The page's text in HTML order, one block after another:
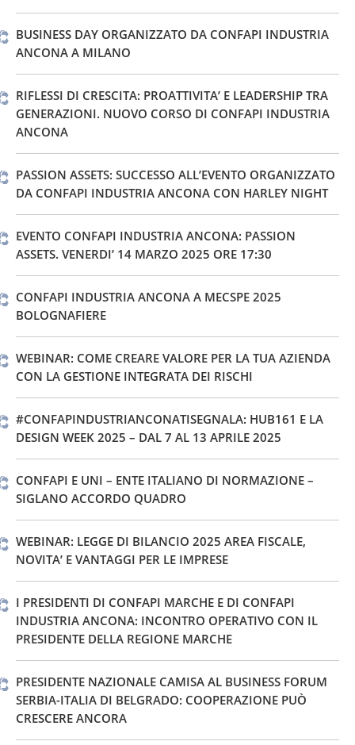
BUSINESS DAY ORGANIZZATO DA CONFAPI INDUSTRIA
ANCONA A MILANO
RIFLESSI DI CRESCITA: PROATTIVITA’ E LEADERSHIP TRA
GENERAZIONI. NUOVO CORSO DI CONFAPI INDUSTRIA
ANCONA
PASSION ASSETS: SUCCESSO ALL’EVENTO ORGANIZZATO
DA CONFAPI INDUSTRIA ANCONA CON HARLEY NIGHT
EVENTO CONFAPI INDUSTRIA ANCONA: PASSION
ASSETS. VENERDI’ 14 MARZO 2025 ORE 17:30
CONFAPI INDUSTRIA ANCONA A MECSPE 2025
BOLOGNAFIERE
WEBINAR: COME CREARE VALORE PER LA TUA AZIENDA
CON LA GESTIONE INTEGRATA DEI RISCHI
#CONFAPINDUSTRIANCONATISEGNALA: HUB161 E LA
DESIGN WEEK 2025 – DAL 7 AL 13 APRILE 2025
CONFAPI E UNI – ENTE ITALIANO DI NORMAZIONE –
SIGLANO ACCORDO QUADRO
WEBINAR: LEGGE DI BILANCIO 2025 AREA FISCALE,
NOVITA’ E VANTAGGI PER LE IMPRESE
I PRESIDENTI DI CONFAPI MARCHE E DI CONFAPI
INDUSTRIA ANCONA: INCONTRO OPERATIVO CON IL
PRESIDENTE DELLA REGIONE MARCHE
PRESIDENTE NAZIONALE CAMISA AL BUSINESS FORUM
SERBIA-ITALIA DI BELGRADO: COOPERAZIONE PUÒ
CRESCERE ANCORA